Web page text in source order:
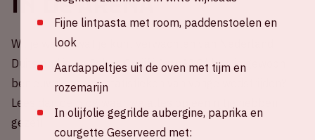
in de ArenA
Wil je weten wat je kunt verwachten van Nederland -
Duitsland in de Johan Cruijff ArenA? Of ben je gewoon
benieuwd naar de statistieken van vorige wedstrijden?
Lees dan de blog waar we alles op een rijtje hebben
gezet!
Fijne lintpasta met room, paddenstoelen en
look
Aardappeltjes uit de oven met tijm en
rozemarijn
In olijfolie gegrilde aubergine, paprika en
courgette Geserveerd met: